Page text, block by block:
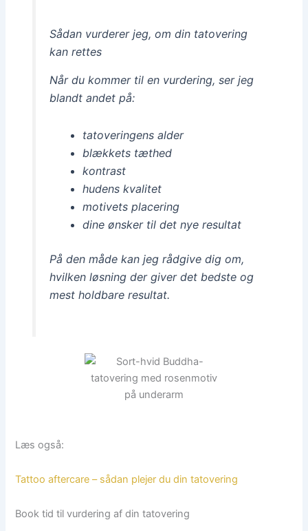
Sådan vurderer jeg, om din tatovering
kan rettes
Når du kommer til en vurdering, ser jeg
blandt andet på:
tatoveringens alder
blækkets tæthed
kontrast
hudens kvalitet
motivets placering
dine ønsker til det nye resultat
På den måde kan jeg rådgive dig om,
hvilken løsning der giver det bedste og
mest holdbare resultat.
Læs også:
Tattoo aftercare – sådan plejer du din tatovering
Book tid til vurdering af din tatovering